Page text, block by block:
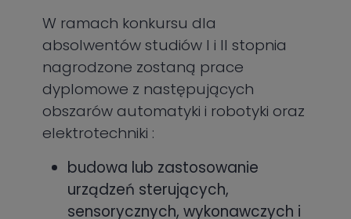
W ramach konkursu dla
absolwentów studiów I i II stopnia
nagrodzone zostaną prace
dyplomowe z następujących
obszarów automatyki i robotyki oraz
elektrotechniki :
budowa lub zastosowanie
urządzeń sterujących,
sensorycznych, wykonawczych i